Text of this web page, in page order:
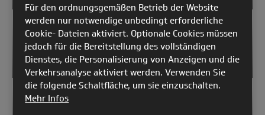
M: 55,5x35x15 cm
Gewicht: 240 g (für XS, S und M
Größen)
CAB profi 2
Für den ordnungsgemäßen Betrieb der Website
werden nur notwendige unbedingt erforderliche
Cookie- Dateien aktiviert. Optionale Cookies müssen
jedoch für die Bereitstellung des vollständigen
Dienstes, die Personalisierung von Anzeigen und die
Verkehrsanalyse aktiviert werden. Verwenden Sie
die folgende Schaltfläche, um sie einzuschalten.
Mehr Infos